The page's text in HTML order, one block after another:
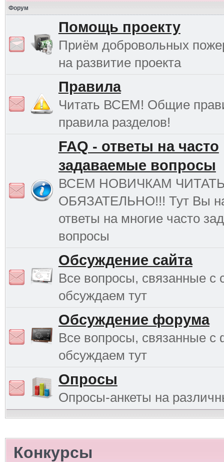
Форум
Помощь проекту
Приём добровольных
на развитие проекта
Правила
Читать ВСЕМ! Общие
правила разделов!
FAQ - ответы на часто
задаваемые вопросы
ВСЕМ НОВИЧКАМ
ОБЯЗАТЕЛЬНО!!! Тут Вы
ответы на многие часто
вопросы
Обсуждение сайта
Все вопросы, связанные с
обсуждаем тут
Обсуждение форума
Все вопросы, связанные
обсуждаем тут
Опросы
Опросы-анкеты на
Конкурсы